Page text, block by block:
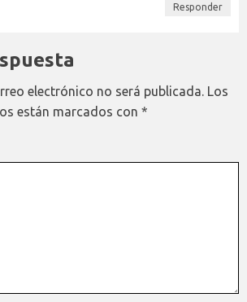
Responder
electrónico no será publicada. Los
están marcados con *